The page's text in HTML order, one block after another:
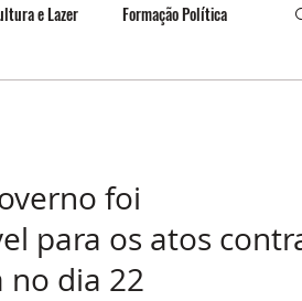
e Lazer Formação Política
foi
para os atos
no dia 22